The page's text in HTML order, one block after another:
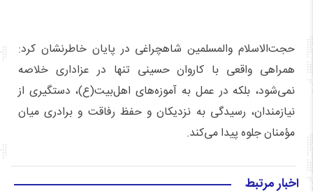
حجت‌الاسلام والمسلمین شاهچراغی در پایان خاطرنشان کرد:
همراهی واقعی با کاروان حسینی تنها در عزاداری خلاصه
نمی‌شود، بلکه در عمل به آموزه‌های اهل‌بیت(ع)، دستگیری از
نیازمندان، رسیدگی به نزدیکان و حفظ رفاقت و برادری میان
مؤمنان جلوه پیدا می‌کند.
اخبار مرتبط